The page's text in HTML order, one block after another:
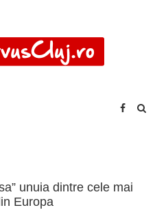
unuia dintre cele mai
Europa